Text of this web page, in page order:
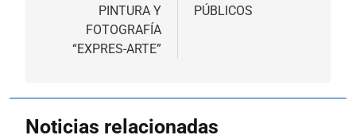
PINTURA Y
FOTOGRAFÍA
“EXPRES-ARTE”
PÚBLICOS
Noticias relacionadas